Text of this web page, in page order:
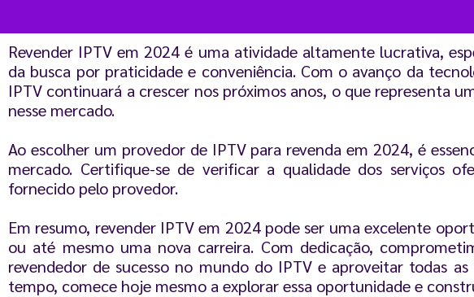
Revender IPTV em 2024 é uma atividade altamente lucrativa,
da busca por praticidade e conveniência. Com o avanço da
IPTV continuará a crescer nos próximos anos, o que representa
nesse mercado.
Ao escolher um provedor de IPTV para revenda em 2024, é
mercado. Certifique-se de verificar a qualidade dos serviços
fornecido pelo provedor.
Em resumo, revender IPTV em 2024 pode ser uma excelente
ou até mesmo uma nova carreira. Com dedicação,
revendedor de sucesso no mundo do IPTV e aproveitar todas
tempo, comece hoje mesmo a explorar essa oportunidade e